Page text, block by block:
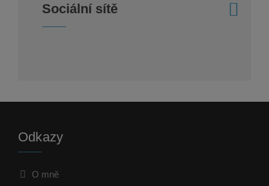
Sociální sítě
Odkazy
O mně